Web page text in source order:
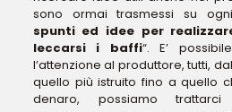
sono ormai trasmessi su
spunti ed idee per
leccarsi i baffi“. E’
l’attenzione al produttore, tutti,
quello più istruito fino a quello
denaro, possiamo trattarci